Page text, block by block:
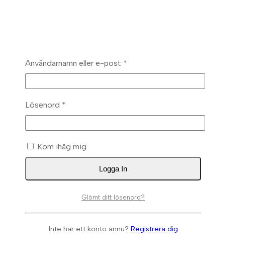
Användarnamn eller e-post *
Lösenord *
Kom ihåg mig
Logga In
Glömt ditt lösenord?
Inte har ett konto ännu? Registrera dig